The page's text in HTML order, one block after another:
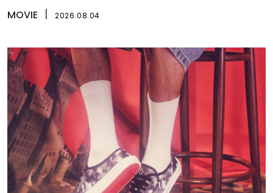
イ』
MOVIE 2026.08.04